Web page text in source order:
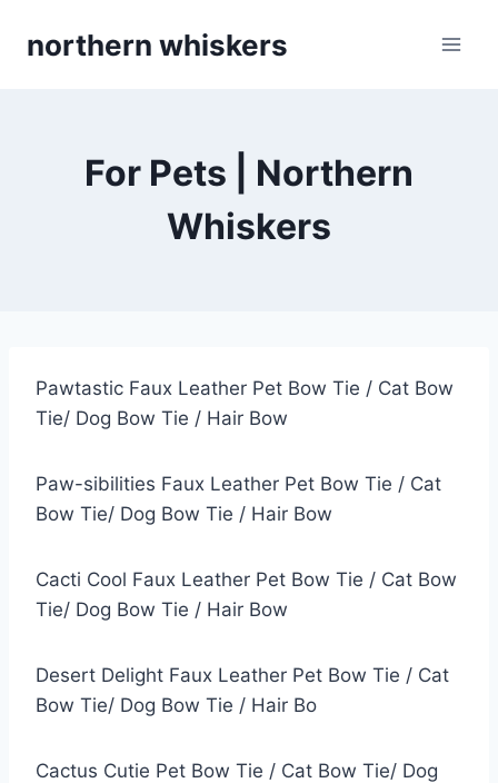
northern whiskers
For Pets | Northern
Whiskers
Pawtastic Faux Leather Pet Bow Tie / Cat Bow
Tie/ Dog Bow Tie / Hair Bow
Paw-sibilities Faux Leather Pet Bow Tie / Cat
Bow Tie/ Dog Bow Tie / Hair Bow
Cacti Cool Faux Leather Pet Bow Tie / Cat Bow
Tie/ Dog Bow Tie / Hair Bow
Desert Delight Faux Leather Pet Bow Tie / Cat
Bow Tie/ Dog Bow Tie / Hair Bo
Cactus Cutie Pet Bow Tie / Cat Bow Tie/ Dog